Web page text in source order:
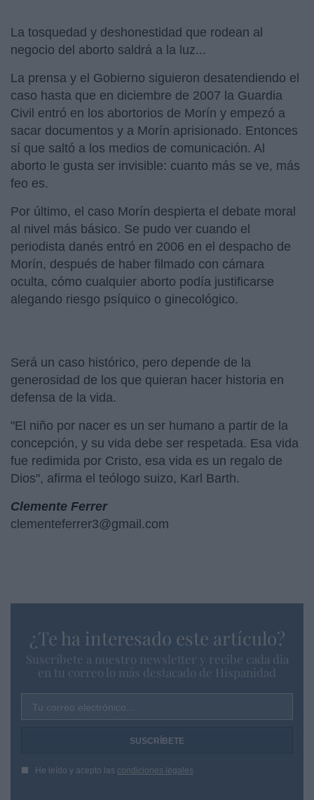
La tosquedad y deshonestidad que rodean al
negocio del aborto saldrá a la luz...
La prensa y el Gobierno siguieron desatendiendo el
caso hasta que en diciembre de 2007 la Guardia
Civil entró en los abortorios de Morín y empezó a
sacar documentos y a Morín aprisionado. Entonces
sí que saltó a los medios de comunicación. Al
aborto le gusta ser invisible: cuanto más se ve, más
feo es.
Por último, el caso Morín despierta el debate moral
al nivel más básico. Se pudo ver cuando el
periodista danés entró en 2006 en el despacho de
Morín, después de haber filmado con cámara
oculta, cómo cualquier aborto podía justificarse
alegando riesgo psíquico o ginecológico.
Será un caso histórico, pero depende de la
generosidad de los que quieran hacer historia en
defensa de la vida.
"El niño por nacer es un ser humano a partir de la
concepción, y su vida debe ser respetada. Esa vida
fue redimida por Cristo, esa vida es un regalo de
Dios", afirma el teólogo suizo, Karl Barth.
Clemente Ferrer
clementeferrer3@gmail.com
¿Te ha interesado este artículo?
Suscríbete a nuestro newsletter y recibe cada dia
en tu correo lo más destacado de Hispanidad
Tu correo electrónico...
He leído y acepto las condiciones legales